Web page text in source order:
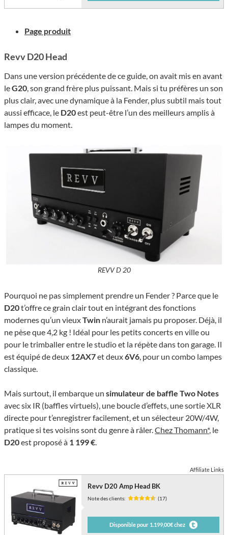
Page produit
Revv D20 Head
Dans une version précédente de ce guide, on avait mis en avant
leG20, son grand frère plus puissant. Mais si tu préfères un son
plus clair, avec une dynamique à la Fender, plus subtil mais tout
aussi efficace, le D20est peut-être l’un des meilleurs amplis à
lampes du moment.
REVV D 20
Pourquoi ne pas simplement prendre un Fender ? Parce que le
D20t’offre ce grain clair tout en intégrant des fonctions
modernes qu’un vieuxTwin n’aurait jamais pu proposer. Déjà, il
ne pèse que 4,2 kg ! Idéal pour les petits concerts en ville ou
pour le trimballer entre le studio et la répète dans ton garage. Il
est équipé de deux 12AX7et deux6V6, pour un combo lampes
classique.
Mais surtout, il embarque un simulateur de baffle Two Notes
avec six IR (baffles virtuels), une boucle d’effets, une sortie XLR
directe pour t’enregistrer facilement, et un sélecteur 20W/4W,
pratique si tes voisins sont du genre à râler.Chez Thomann*, le
D20est proposé à 1 199 €.
Affiliate Links
Revv D20 Amp Head BK
Note des clients: (17)
Disponible pour 1.199,00€ chez